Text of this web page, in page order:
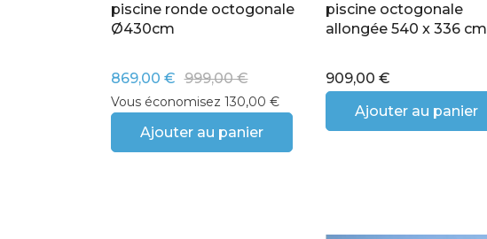
piscine ronde octogonale
Ø430cm
869,00 € 999,00 €
Vous économisez 130,00 €
Ajouter au panier
piscine octogonale
allongée 540 x 336 cm
909,00 €
Ajouter au panier